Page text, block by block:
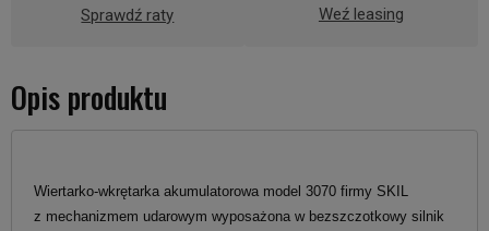
Sprawdź raty Weź leasing
Opis produktu
Wiertarko-wkrętarka akumulatorowa model 3070 firmy SKIL
z mechanizmem udarowym wyposażona w bezszczotkowy silnik